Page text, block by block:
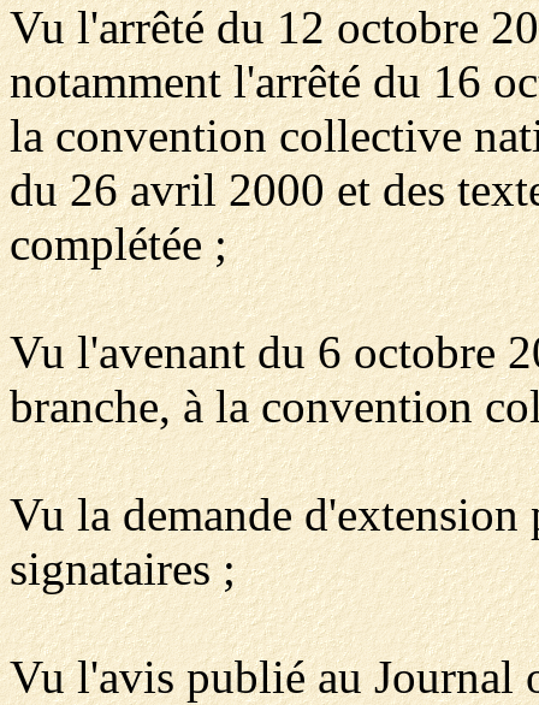
Vu l'arrêté du 12 octobre
notamment l'arrêté du 16
la convention collective
du 26 avril 2000 et des
complétée ;
Vu l'avenant du 6 octobre
branche, à la convention
Vu la demande d'extension
signataires ;
Vu l'avis publié au